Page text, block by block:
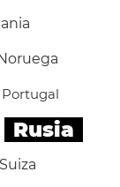
Portugal
Rusia
Suiza